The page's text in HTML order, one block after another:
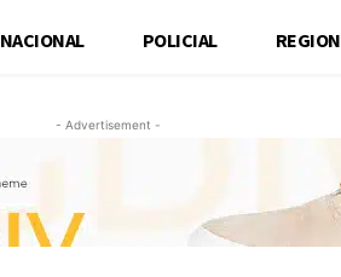
NACIONAL POLICIAL REGION
- Advertisement -